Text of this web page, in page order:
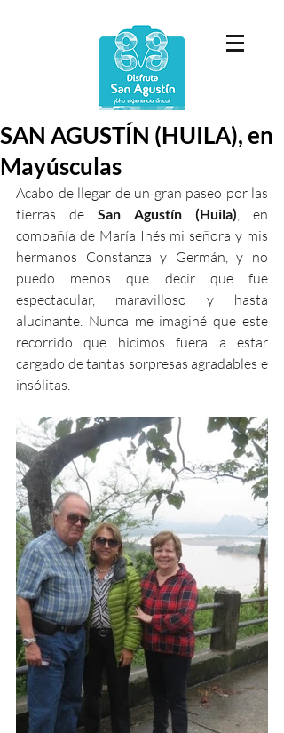
SAN AGUSTÍN (HUILA), en
Mayúsculas
Acabo de llegar de un gran paseo por las
tierras de San Agustín (Huila), en
compañía de María Inés mi señora y mis
hermanos Constanza y Germán, y no
puedo menos que decir que fue
espectacular, maravilloso y hasta
alucinante. Nunca me imaginé que este
recorrido que hicimos fuera a estar
cargado de tantas sorpresas agradables e
insólitas.